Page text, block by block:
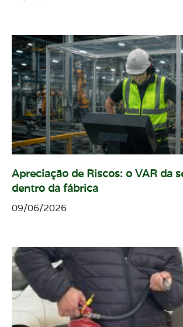
Apreciação de Riscos: o VAR da
dentro da fábrica
09/06/2026